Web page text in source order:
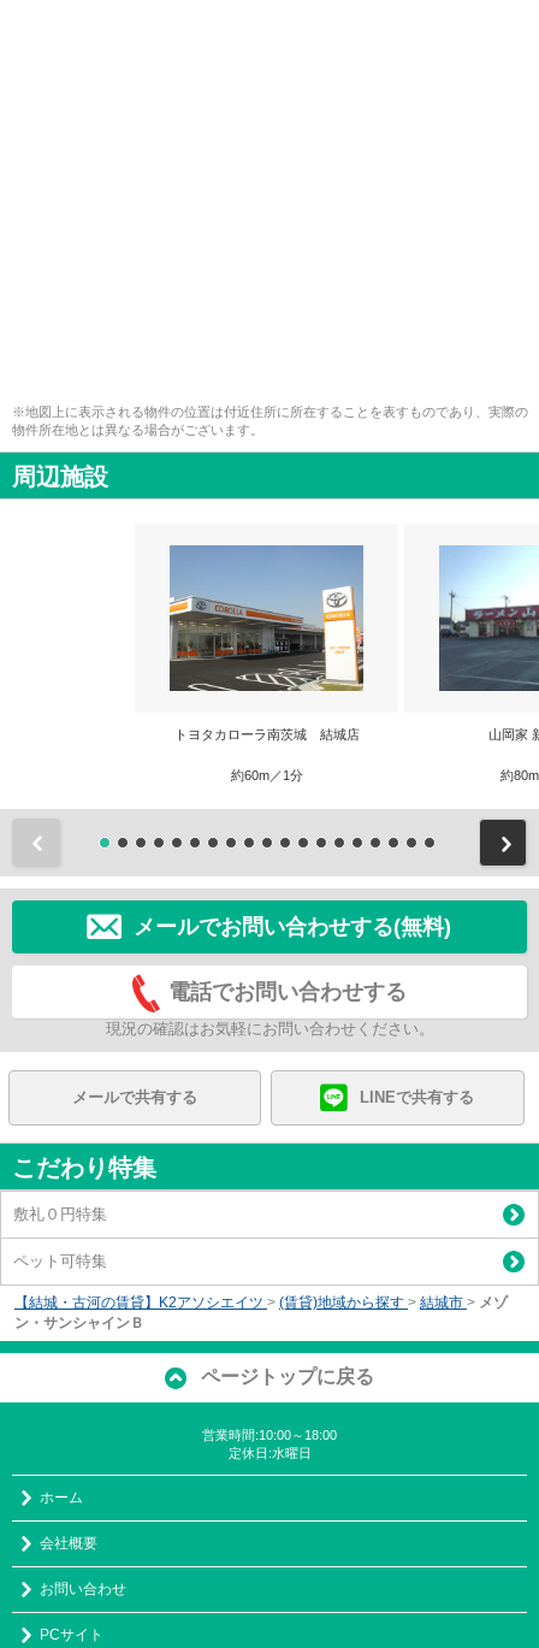
※地図上に表示される物件の位置は付近住所に所在することを表すものであり、実際の
物件所在地とは異なる場合がございます。
周辺施設
トヨタカローラ南茨城 結城店
約60m／1分
山岡家
約
メールでお問い合わせする(無料)
電話でお問い合わせする
現況の確認はお気軽にお問い合わせください。
メールで共有する LINEで共有する
こだわり特集
敷礼０円特集
ペット可特集
【結城・古河の賃貸】K2アソシエイツ > (賃貸)地域から探す > 結城市 > メゾ
ン・サンシャインＢ
ページトップに戻る
営業時間:10:00～18:00
定休日:水曜日
ホーム
会社概要
お問い合わせ
PCサイト